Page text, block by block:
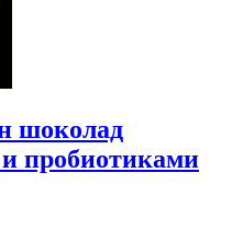
шоколад
пробиотиками